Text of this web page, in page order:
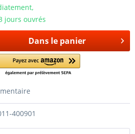
jours ouvrés
Dans le panier
400901